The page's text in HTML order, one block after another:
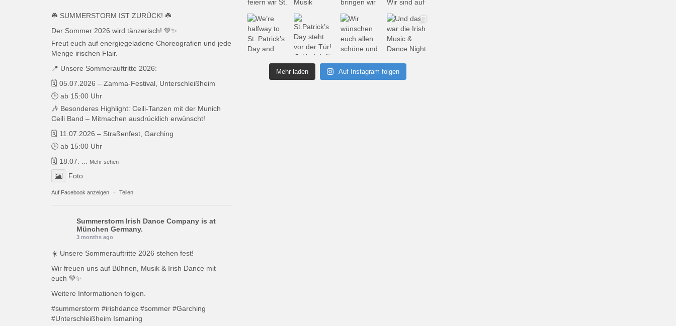
☘️ SUMMERSTORM IST ZURÜCK! ☘️
Der Sommer 2026 wird tänzerisch! 💚✨
Freut euch auf energiegeladene Choreografien und jede
Menge irischen Flair.
📍 Unsere Sommerauftritte 2026:
🗓️ 05.07.2026 – Zamma-Festival, Unterschleißheim
🕒 ab 15:00 Uhr
🎶 Besonderes Highlight: Ceili-Tanzen mit der Munich
Ceili Band – Mitmachen ausdrücklich erwünscht!
🗓️ 11.07.2026 – Straßenfest, Garching
🕒 ab 15:00 Uhr
🗓️ 18.07.
Mehr sehen
Foto
Auf Facebook anzeigen · Teilen
Summerstorm Irish Dance Company is at
München Germany.
3 months ago
☀️ Unsere Sommerauftritte 2026 stehen fest!
Wir freuen uns auf Bühnen, Musik & Irish Dance mit
euch 💚✨
Weitere Informationen folgen.
#summerstorm #irishdance #sommer #Garching
#Unterschleißheim Ismaning
Mehr laden Auf Instagram folgen